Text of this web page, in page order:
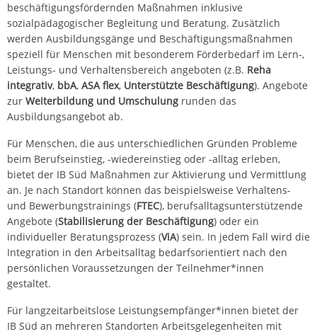
beschäftigungsfördernden Maßnahmen inklusive
sozialpädagogischer Begleitung und Beratung. Zusätzlich
werden Ausbildungsgänge und Beschäftigungsmaßnahmen
speziell für Menschen mit besonderem Förderbedarf im Lern-,
Leistungs- und Verhaltensbereich angeboten (z.B. Reha
integrativ, bbA, ASA flex, Unterstützte Beschäftigung). Angebote
zur Weiterbildung und Umschulung runden das
Ausbildungsangebot ab.
Für Menschen, die aus unterschiedlichen Gründen Probleme
beim Berufseinstieg, -wiedereinstieg oder -alltag erleben,
bietet der IB Süd Maßnahmen zur Aktivierung und Vermittlung
an. Je nach Standort können das beispielsweise Verhaltens-
und Bewerbungstrainings (FTEC), berufsalltagsunterstützende
Angebote (Stabilisierung der Beschäftigung) oder ein
individueller Beratungsprozess (ViA) sein. In jedem Fall wird die
Integration in den Arbeitsalltag bedarfsorientiert nach den
persönlichen Voraussetzungen der Teilnehmer*innen
gestaltet.
Für langzeitarbeitslose Leistungsempfänger*innen bietet der
IB Süd an mehreren Standorten Arbeitsgelegenheiten mit